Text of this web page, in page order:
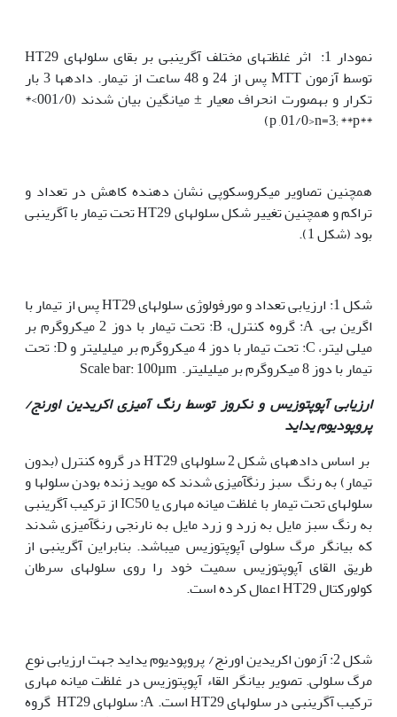
نمودار 1: اثر غلظت­های مختلف آگرین‫بی بر بقای سلول‫های HT29
توسط آزمون MTT پس از 24 و 48 ساعت از تیمار. داده­ها 3 بار
تکرار و به‫صورت انحراف معیار ± میانگین بیان شدند (001/0>*
**p ,01/0>n=3; **p)
همچنین تصاویر میکروسکوپی نشان دهنده کاهش در تعداد و
تراکم و همچنین تغییر شکل سلول‫های HT29 تحت تیمار با آگرین‫بی
بود (شکل 1).
شکل 1: ارزیابی تعداد و مورفولوژی سلول‫های HT29 پس از تیمار با
اگرین بی. A: گروه کنترل، B: تحت تیمار با دوز 2 میکروگرم بر
میلی لیتر، C: تحت تیمار با دوز 4 میکروگرم بر میلی‫لیتر و D: تحت
تیمار با دوز 8 میکروگرم بر میلی‫لیتر. Scale bar: 100µm
ارزیابی آپوپتوزیس و نکروز توسط رنگ آمیزی اکریدین اورنج/
پروپودیوم یداید
بر اساس داده­های شکل 2 سلول‫های HT29 در گروه کنترل (بدون
تیمار) به رنگ سبز رنگ­آمیزی شدند که موید زنده بودن سلول‫ها و
سلول‫های تحت تیمار با غلظت میانه مهاری یا IC50 از ترکیب آگرین‫بی
به رنگ سبز مایل به زرد و زرد مایل به نارنجی رنگ­آمیزی شدند
که بیانگر مرگ سلولی آپوپتوزیس می­باشد. بنابراین آگرین‫بی از
طریق القای آپوپتوزیس سمیت خود را روی سلول‫های سرطان
کولورکتال HT29 اعمال کرده است.
شکل 2: آزمون اکریدین اورنج/ پروپودیوم یداید جهت ارزیابی نوع
مرگ سلولی. تصویر بیانگر القاء آپوپتوزیس در غلظت میانه مهاری
ترکیب آگرین‫بی در سلول‫های HT29 است. A: سلول‫های HT29 گروه